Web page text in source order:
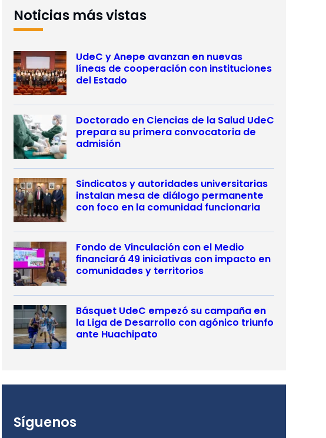
Noticias más vistas
UdeC y Anepe avanzan en nuevas
líneas de cooperación con instituciones
del Estado
Doctorado en Ciencias de la Salud UdeC
prepara su primera convocatoria de
admisión
Sindicatos y autoridades universitarias
instalan mesa de diálogo permanente
con foco en la comunidad funcionaria
Fondo de Vinculación con el Medio
financiará 49 iniciativas con impacto en
comunidades y territorios
Básquet UdeC empezó su campaña en
la Liga de Desarrollo con agónico triunfo
ante Huachipato
Síguenos